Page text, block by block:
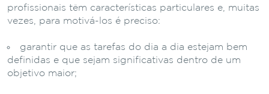
profissionais têm características particulares e, muitas
vezes, para motivá-los é preciso:
garantir que as tarefas do dia a dia estejam bem
definidas e que sejam significativas dentro de um
objetivo maior;